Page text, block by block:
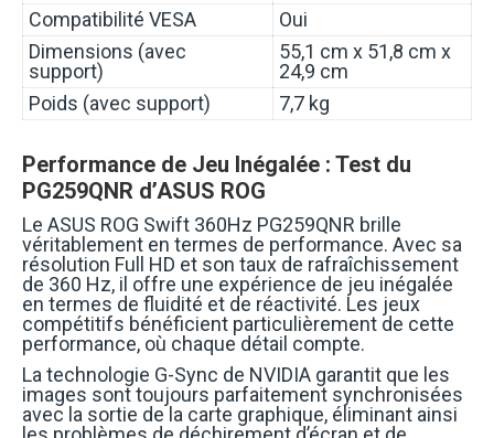
Compatibilité VESA
Oui
Dimensions (avec
support)
55,1 cm x 51,8 cm x
24,9 cm
Poids (avec support)
7,7 kg
Performance de Jeu Inégalée : Test du
PG259QNR d’ASUS ROG
Le ASUS ROG Swift 360Hz PG259QNR brille
véritablement en termes de performance. Avec sa
résolution Full HD et son taux de rafraîchissement
de 360 Hz, il offre une expérience de jeu inégalée
en termes de fluidité et de réactivité. Les jeux
compétitifs bénéficient particulièrement de cette
performance, où chaque détail compte.
La technologie G-Sync de NVIDIA garantit que les
images sont toujours parfaitement synchronisées
avec la sortie de la carte graphique, éliminant ainsi